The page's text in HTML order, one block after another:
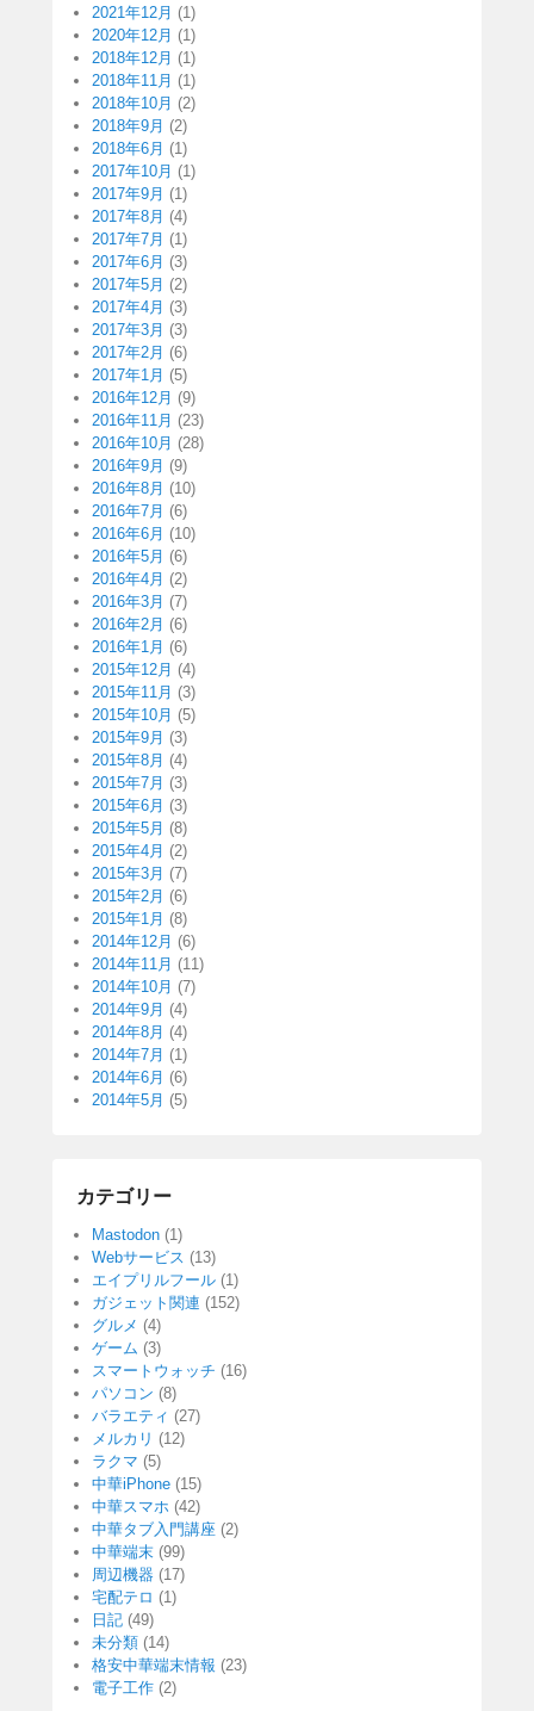
2021年12月 (1)
2020年12月 (1)
2018年12月 (1)
2018年11月 (1)
2018年10月 (2)
2018年9月 (2)
2018年6月 (1)
2017年10月 (1)
2017年9月 (1)
2017年8月 (4)
2017年7月 (1)
2017年6月 (3)
2017年5月 (2)
2017年4月 (3)
2017年3月 (3)
2017年2月 (6)
2017年1月 (5)
2016年12月 (9)
2016年11月 (23)
2016年10月 (28)
2016年9月 (9)
2016年8月 (10)
2016年7月 (6)
2016年6月 (10)
2016年5月 (6)
2016年4月 (2)
2016年3月 (7)
2016年2月 (6)
2016年1月 (6)
2015年12月 (4)
2015年11月 (3)
2015年10月 (5)
2015年9月 (3)
2015年8月 (4)
2015年7月 (3)
2015年6月 (3)
2015年5月 (8)
2015年4月 (2)
2015年3月 (7)
2015年2月 (6)
2015年1月 (8)
2014年12月 (6)
2014年11月 (11)
2014年10月 (7)
2014年9月 (4)
2014年8月 (4)
2014年7月 (1)
2014年6月 (6)
2014年5月 (5)
カテゴリー
Mastodon (1)
Webサービス (13)
エイプリルフール (1)
ガジェット関連 (152)
グルメ (4)
ゲーム (3)
スマートウォッチ (16)
パソコン (8)
バラエティ (27)
メルカリ (12)
ラクマ (5)
中華iPhone (15)
中華スマホ (42)
中華タブ入門講座 (2)
中華端末 (99)
周辺機器 (17)
宅配テロ (1)
日記 (49)
未分類 (14)
格安中華端末情報 (23)
電子工作 (2)